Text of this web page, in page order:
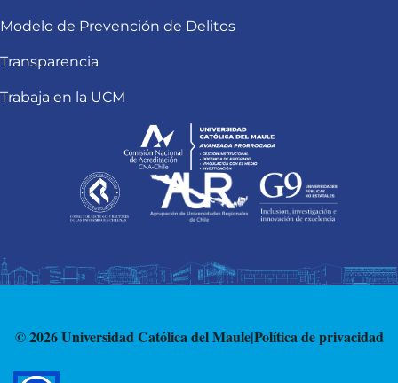
Modelo de Prevención de Delitos
Transparencia
Trabaja en la UCM
© 2026 Universidad Católica del Maule|Política de privacidad